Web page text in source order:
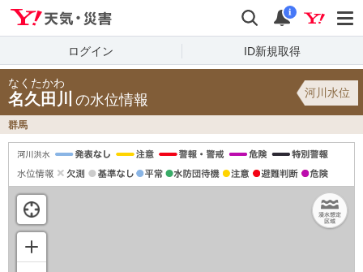
検索 通知
i
ログイン ID新規取得
なくたかわ
名久田川 の水位情報 河川水位
群馬